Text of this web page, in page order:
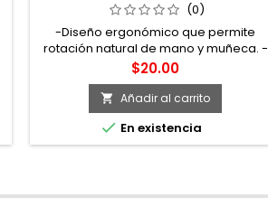
5/64" URREA(0)
-Diseño ergonómico que permite
rotación natural de mano y muñeca. -
Rotación completa a 360°. -Rápida
entrada tipo embudo con
acoplamiento total. -Ángulo de
entrada a 25° para trabajar en
accesos difíciles.
Precio
$20.00
 Añadir al carrito
 En existencia